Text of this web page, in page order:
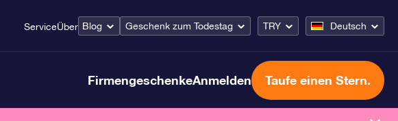
ServiceÜber Blog Geschenk zum Todestag TRY Deutsch
FirmengeschenkeAnmelden Taufe einen Stern.